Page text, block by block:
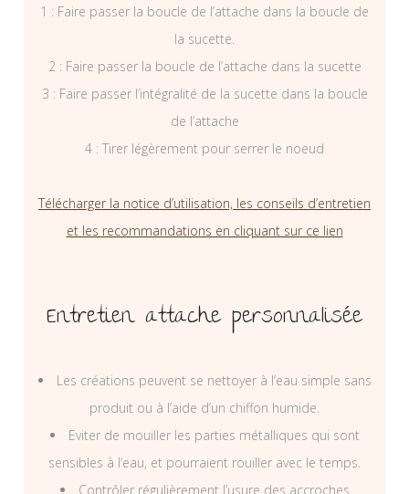
1 : Faire passer la boucle de l’attache dans la boucle de
la sucette.
2 : Faire passer la boucle de l’attache dans la sucette
3 : Faire passer l’intégralité de la sucette dans la boucle
de l’attache
4 : Tirer légèrement pour serrer le noeud
Télécharger la notice d’utilisation, les conseils d’entretien
et les recommandations en cliquant sur ce lien
Entretien attache personnalisée
Les créations peuvent se nettoyer à l’eau simple sans
produit ou à l’aide d’un chiffon humide.
Eviter de mouiller les parties métalliques qui sont
sensibles à l’eau, et pourraient rouiller avec le temps.
Contrôler régulièrement l’usure des accroches